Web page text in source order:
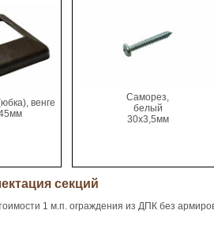
венге
Саморез,
белый
30х3,5мм
секций
1 м.п. ограждения из ДПК без